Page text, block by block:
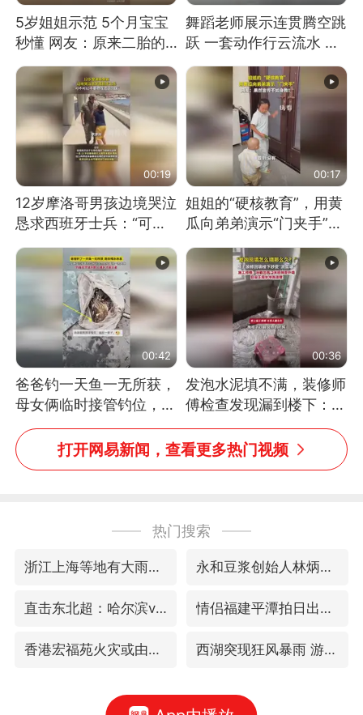
5岁姐姐示范 5个月宝宝
秒懂 网友：原来二胎的
快乐长这样
舞蹈老师展示连贯腾空跳
跃 一套动作行云流水 节
奏感拉满 网友：怎么做
到又舞又武的？
00:19
12岁摩洛哥男孩边境哭泣
恳求西班牙士兵：“可不
可以不要把我遣返回国”
00:17
姐姐的“硬核教育”，用黄
瓜向弟弟演示“门夹手”，
网友：果然言传不如身
教！
00:42
爸爸钓一天鱼一无所获，
母女俩临时接管钓位，用
玩具鱼竿钓上大鱼
00:36
发泡水泥填不满，装修师
傅检查发现漏到楼下：出
风口未延伸到外墙
打开网易新闻，查看更多热门视频
热门搜索
浙江上海等地有大雨或暴雨 永和豆浆创始人林炳生去世
直击东北超：哈尔滨vs通辽 情侣福建平潭拍日出时坠崖
香港宏福苑火灾或由烟头引起 西湖突现狂风暴雨 游客瞬间被浇透